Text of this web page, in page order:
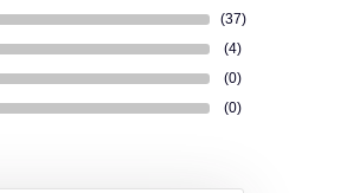
(37)
(4)
(0)
(0)